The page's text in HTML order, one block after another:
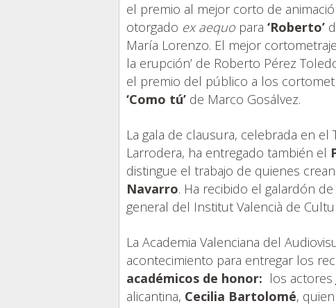
el premio al mejor corto de
otorgado ex aequo para ‘Roberto’
María Lorenzo. El mejor
la erupción’ de Roberto Pérez
el premio del público a los
‘Como tú’ de Marco Gosálvez.
La gala de clausura, celebrada en
Larrodera, ha entregado también el
distingue el trabajo de quienes
Navarro. Ha recibido el galardón
general del Institut Valencià de
La Academia Valenciana del
acontecimiento para entregar los
académicos de honor: los actores
alicantina, Cecilia Bartolomé,